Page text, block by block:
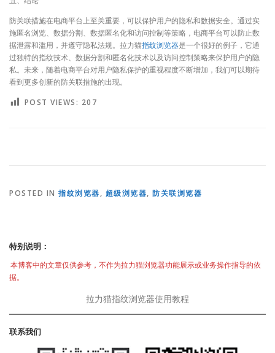
防关联措施在电商平台上至关重要，可以保护用户的隐私和数据安全。通过实
施匿名浏览、数据分割、数据匿名化和访问控制等策略，电商平台可以防止数
据泄露和滥用，并遵守隐私法规。拉力猫指纹浏览器是一个很好的例子，它通
过独特的指纹技术、数据分割和匿名化技术以及访问控制策略来保护用户的隐
私。未来，随着电商平台对用户隐私保护的重视程度不断增加，我们可以期待
看到更多创新的防关联措施的出现。
POST VIEWS: 207
POSTED IN 指纹浏览器, 超级浏览器, 防关联浏览器
特别说明：
本博客中的文章仅供参考，不作为拉力猫浏览器功能展示或业务操作指导的依
据。
拉力猫指纹浏览器使用教程
联系我们